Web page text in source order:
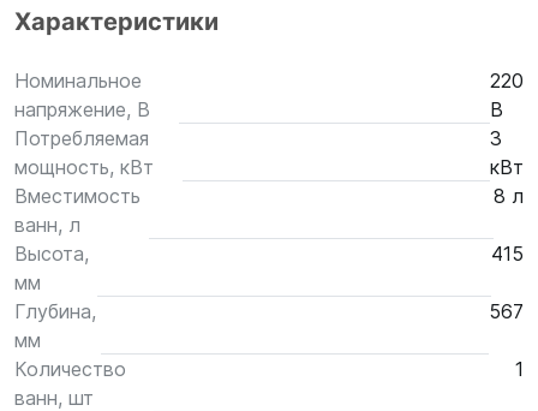
Характеристики
Номинальное
напряжение, В
220
В
Потребляемая
мощность, кВт
3
кВт
Вместимость
ванн, л
8 л
Высота,
мм
415
Глубина,
мм
567
Количество
ванн, шт
1